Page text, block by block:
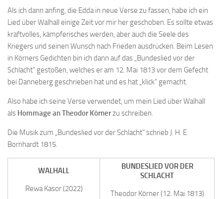
Als ich dann anfing, die Edda in neue Verse zu fassen, habe ich ein
Lied über Walhall einige Zeit vor mir her geschoben. Es sollte etwas
kraftvolles, kämpferisches werden, aber auch die Seele des
Kriegers und seinen Wunsch nach Frieden ausdrücken. Beim Lesen
in Körners Gedichten bin ich dann auf das „Bundeslied vor der
Schlacht“ gestoßen, welches er am 12. Mai 1813 vor dem Gefecht
bei Danneberg geschrieben hat und es hat „klick“ gemacht.
Also habe ich seine Verse verwendet, um mein Lied über Walhall
als Hommage an Theodor Körnerzu schreiben.
Die Musik zum „Bundeslied vor der Schlacht“ schrieb J. H. E.
Bornhardt 1815.
WALHALL
Rewa Kasor (2022)
BUNDESLIED VOR DER
SCHLACHT
Theodor Körner (12. Mai 1813)